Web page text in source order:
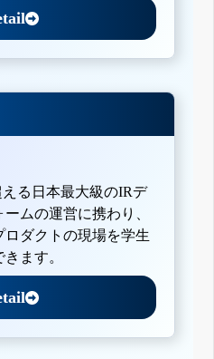
える日本最大級のIRデ
ムの運営に携わり、
ロダクトの現場を学生
ます。